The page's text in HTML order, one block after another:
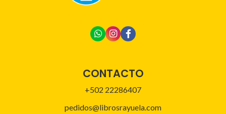
CONTACTO
+502 22286407
pedidos@librosrayuela.com